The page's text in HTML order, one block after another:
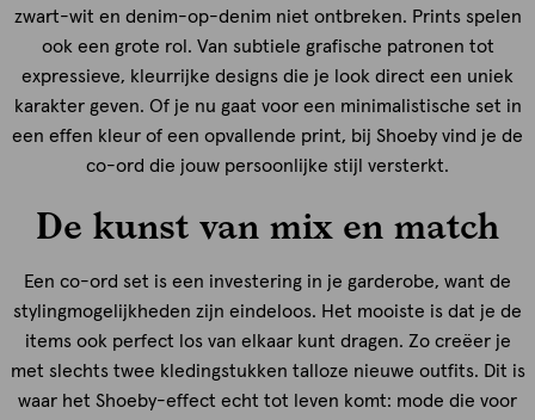
zwart-wit en denim-op-denim niet ontbreken. Prints spelen
ook een grote rol. Van subtiele grafische patronen tot
expressieve, kleurrijke designs die je look direct een uniek
karakter geven. Of je nu gaat voor een minimalistische set in
een effen kleur of een opvallende print, bij Shoeby vind je de
co-ord die jouw persoonlijke stijl versterkt.
De kunst van mix en match
Een co-ord set is een investering in je garderobe, want de
stylingmogelijkheden zijn eindeloos. Het mooiste is dat je de
items ook perfect los van elkaar kunt dragen. Zo creëer je
met slechts twee kledingstukken talloze nieuwe outfits. Dit is
waar het Shoeby-effect echt tot leven komt: mode die voor